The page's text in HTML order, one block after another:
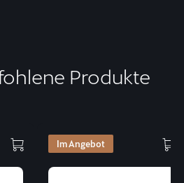
Produkte
Im Angebot